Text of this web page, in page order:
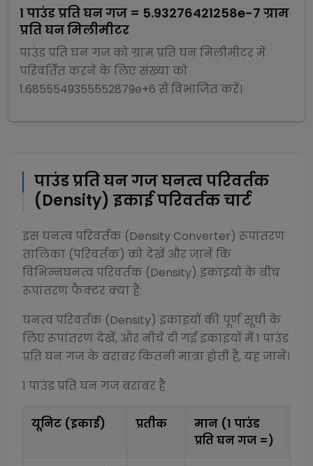
1 पाउंड प्रति घन गज = 5.93276421258e-7 ग्राम
प्रति घन मिलीमीटर
पाउंड प्रति घन गजकोग्राम प्रति घन मिलीमीटरमें
परिवर्तित करने के लिए संख्या को
1.6855549355552879e+6 सेविभाजितकरें।
पाउंड प्रति घन गजघनत्व परिवर्तक
(Density) इकाई परिवर्तक चार्ट
इसघनत्व परिवर्तक (Density Converter) रूपांतरण
तालिका (परिवर्तक) को देखें और जानें कि
विभिन्नघनत्व परिवर्तक (Density) इकाइयों के बीच
रूपांतरण फैक्टर क्या हैं:
घनत्व परिवर्तक (Density) इकाइयों की पूर्ण सूची के
लिए रूपांतरण देखें, और नीचे दी गई इकाइयों में 1 पाउंड
प्रति घन गजके बराबर कितनी मात्रा होती है, यह जानें।
1 पाउंड प्रति घन गजबराबर है
यूनिट (इकाई) प्रतीक मान (1 पाउंड
प्रति घन गज =)